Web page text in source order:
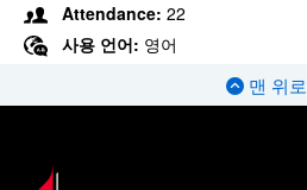
Attendance: 22
사용 언어: 영어
맨 위로